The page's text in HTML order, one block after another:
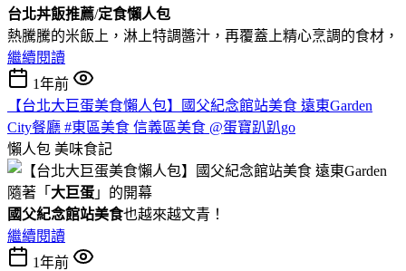
台北丼飯推薦/定食懶人包
熱騰騰的米飯上，淋上特調醬汁，再覆蓋上精心烹調的食材，
繼續閱讀
1年前
【台北大巨蛋美食懶人包】國父紀念館站美食 遠東Garden
City餐廳 #東區美食 信義區美食 @蛋寶趴趴go
懶人包 美味食記
隨著「 大巨蛋 」的開幕
國父紀念館站美食也越來越文青！
繼續閱讀
1年前